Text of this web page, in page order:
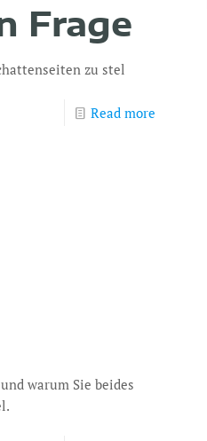
Frage
zu stel
Read more
warum Sie beides